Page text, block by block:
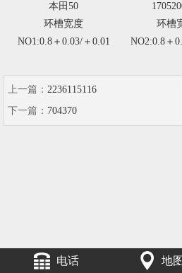
本田50
环槽宽度
环槽
NO1:0.8＋0.03/＋0.01
NO2:0.8＋
上一篇： 2236115116
下一篇： 704370
电话 地图